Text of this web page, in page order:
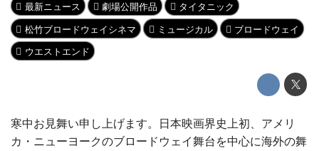
最新ニュース 劇場公開作品 タイタニック
松竹ブロードウェイシネマ ミュージカル ブロードウェイ
ウエストエンド
寒中お見舞い申し上げます。日本映画界史上初、アメリ
カ・ニューヨークのブロードウェイ舞台を中心に海外の舞